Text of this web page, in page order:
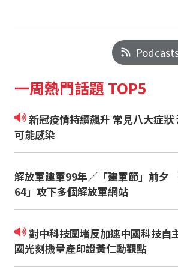
一周熱門話題 TOP5
新冠疫情持續飆升 常見八大症狀 沒發燒也
可能感染
解放軍建軍99年／「建軍節」前夕
64」攻下多個解放軍網站
對中科技圍堵反加速中國科技自主？！中
國光刻機量產印證黃仁勳觀點